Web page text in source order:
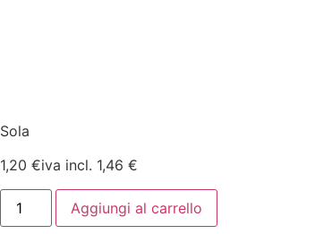
Sola
1,20 €iva incl. 1,46 €
MATITA
BICOLORE
ROSSO
Aggiungi al carrello